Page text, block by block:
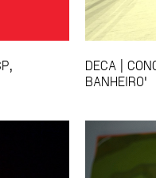
DECA |
BANHEIRO'